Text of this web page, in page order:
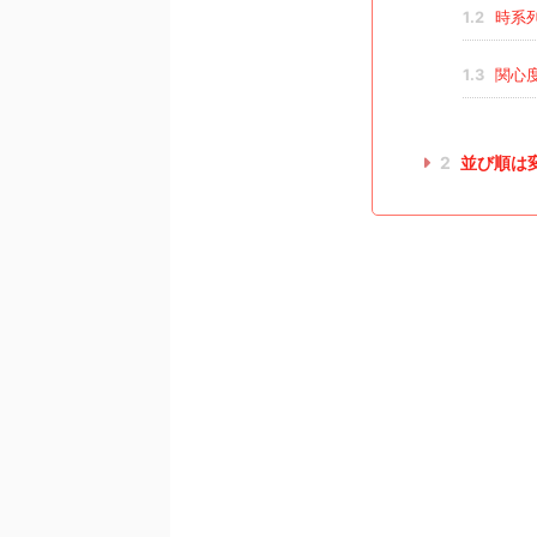
1.2 時系
1.3 関心
2 並び順は